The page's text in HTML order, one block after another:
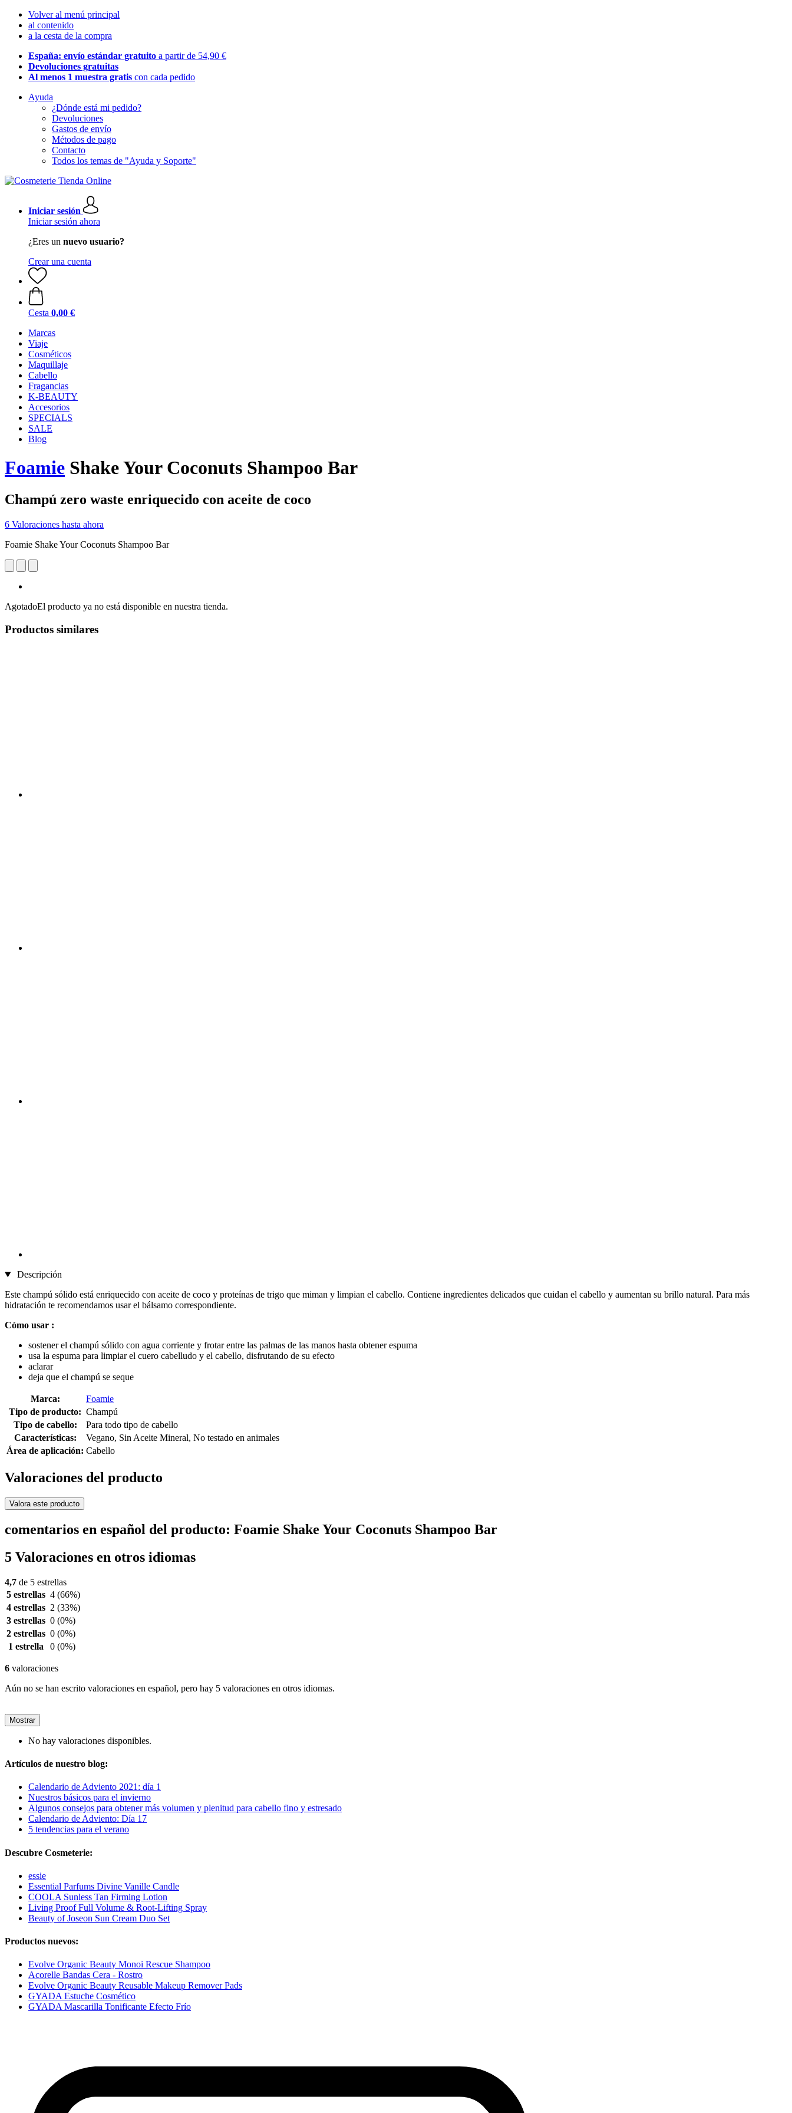
Volver al menú principal
al contenido
a la cesta de la compra
España: envío estándar gratuito a partir de 54,90 €
Devoluciones gratuitas
Al menos 1 muestra gratis con cada pedido
Ayuda
¿Dónde está mi pedido?
Devoluciones
Gastos de envío
Métodos de pago
Contacto
Todos los temas de "Ayuda y Soporte"
Iniciar sesión
Iniciar sesión ahora
¿Eres un nuevo usuario?
Crear una cuenta
Cesta 0,00 €
Marcas
Viaje
Cosméticos
Maquillaje
Cabello
Fragancias
K-BEAUTY
Accesorios
SPECIALS
SALE
Blog
Foamie Shake Your Coconuts Shampoo Bar
Champú zero waste enriquecido con aceite de coco
6 Valoraciones hasta ahora
Foamie Shake Your Coconuts Shampoo Bar
AgotadoEl producto ya no está disponible en nuestra tienda.
Productos similares
Descripción
Este champú sólido está enriquecido con aceite de coco y proteínas de trigo que miman y limpian el cabello. Contiene ingredientes delicados que cuidan el cabello y aumentan su brillo natural. Para más
hidratación te recomendamos usar el bálsamo correspondiente.
Cómo usar :
sostener el champú sólido con agua corriente y frotar entre las palmas de las manos hasta obtener espuma
usa la espuma para limpiar el cuero cabelludo y el cabello, disfrutando de su efecto
aclarar
deja que el champú se seque
Marca:
Foamie
Tipo de producto: Champú
Tipo de cabello:
Para todo tipo de cabello
Características:
Vegano, Sin Aceite Mineral, No testado en animales
Área de aplicación: Cabello
Valoraciones del producto
Valora este producto
comentarios en español del producto: Foamie Shake Your Coconuts Shampoo Bar
5 Valoraciones en otros idiomas
4,7 de 5 estrellas
5 estrellas 4 (66%)
4 estrellas 2 (33%)
3 estrellas 0 (0%)
2 estrellas 0 (0%)
1 estrella
0 (0%)
6 valoraciones
Aún no se han escrito valoraciones en español, pero hay 5 valoraciones en otros idiomas.
Mostrar
No hay valoraciones disponibles.
Artículos de nuestro blog:
Calendario de Adviento 2021: día 1
Nuestros básicos para el invierno
Algunos consejos para obtener más volumen y plenitud para cabello fino y estresado
Calendario de Adviento: Día 17
5 tendencias para el verano
Descubre Cosmeterie:
essie
Essential Parfums Divine Vanille Candle
COOLA Sunless Tan Firming Lotion
Living Proof Full Volume & Root-Lifting Spray
Beauty of Joseon Sun Cream Duo Set
Productos nuevos:
Evolve Organic Beauty Monoi Rescue Shampoo
Acorelle Bandas Cera - Rostro
Evolve Organic Beauty Reusable Makeup Remover Pads
GYADA Estuche Cosmético
GYADA Mascarilla Tonificante Efecto Frío